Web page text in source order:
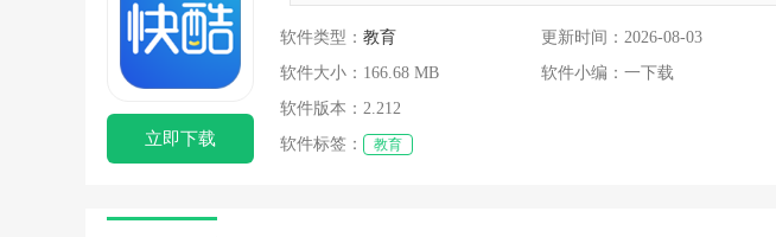
立即下载
软件类型： 教育 更新时间： 2026-08-03
软件大小： 166.68 MB 软件小编： 一下载
软件版本： 2.212
软件标签：
教育